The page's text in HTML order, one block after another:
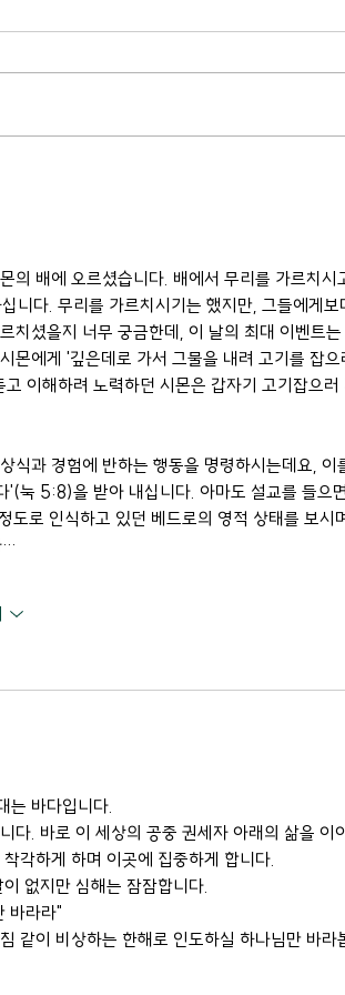
의 배에 오르셨습니다. 배에서 무리를 가르치시
니다. 무리를 가르치시기는 했지만, 그들에게보
치셨을지 너무 궁금한데, 이 날의 최대 이벤트는
몬에게 '깊은데로 가서 그물을 내려 고기를 잡으
이해하려 노력하던 시몬은 갑자기 고기잡으러
식과 경험에 반하는 행동을 명령하시는데요, 이
'(눅 5:8)을 받아 내십니다. 아마도 설교를 들으
도로 인식하고 있던 베드로의 영적 상태를 보시
…
는 바다입니다.
다. 바로 이 세상의 공중 권세자 아래의 삶을 이
각하게 하며 이곳에 집중하게 합니다.
없지만 심해는 잠잠합니다.
바라라"
같이 비상하는 한해로 인도하실 하나님만 바라